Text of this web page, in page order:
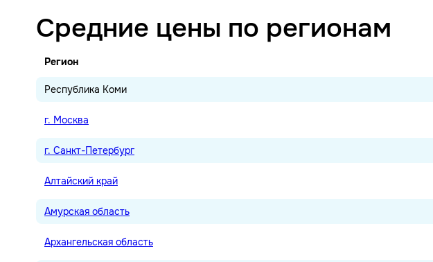
Средние цены по регионам
Регион
Республика Коми
г. Москва
г. Санкт-Петербург
Алтайский край
Амурская область
Архангельская область